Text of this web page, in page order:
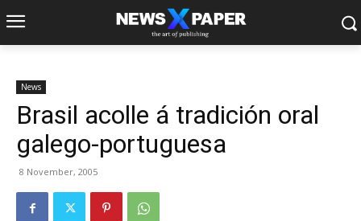
News
Brasil acolle á tradición oral
galego-portuguesa
8 November, 2005